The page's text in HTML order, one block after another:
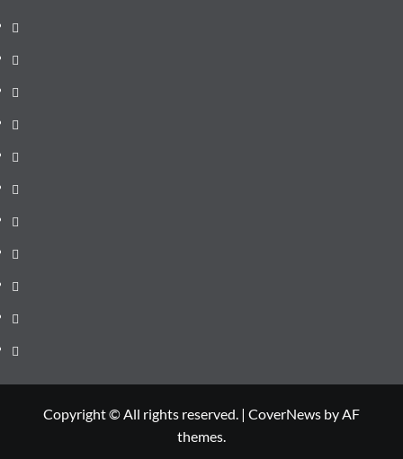
Prima
pagină
Știri
de
ultima
Administrație
locală
Actualitate
Justiție
Cultura
Sănătate
Litoral
Joburi
Politică
Comunicate
Copyright © All rights reserved. | CoverNews by AF
themes.